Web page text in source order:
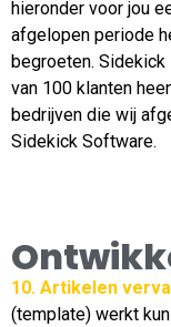
hieronder voor jou
afgelopen periode
begroeten.
van 100 klanten
bedrijven die wij
Sidekick Software.
10. Artikelen
(template) werkt